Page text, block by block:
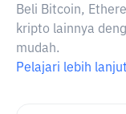
Beli Bitcoin,
kripto lainnya
mudah.
Pelajari lebih